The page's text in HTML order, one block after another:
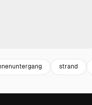
strand